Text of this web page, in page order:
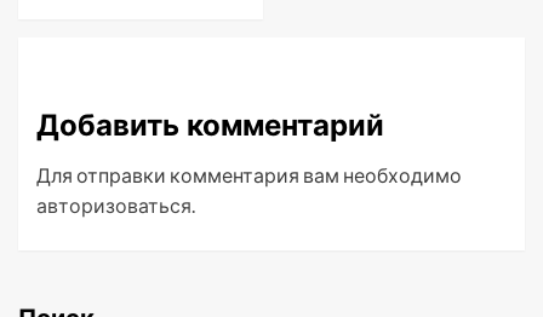
Добавить комментарий
Для отправки комментария вам необходимо
авторизоваться.